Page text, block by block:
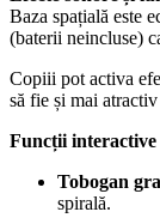
Baza spațială este
(baterii neincluse)
Copiii pot activa
să fie și mai
Funcții
Tobogan
spirală.